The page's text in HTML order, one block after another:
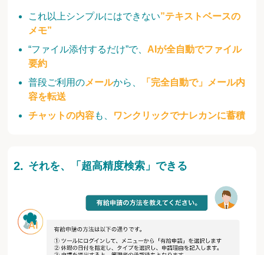
これ以上シンプルにはできない”テキストベースの
メモ”
“ファイル添付するだけ”で、 AIが全自動でファイル
要約
普段ご利用のメールから、
「完全自動で」メール内
容を転送
チャットの内容も、 ワンクリックでナレカンに蓄積
それを、「超高精度検索」できる